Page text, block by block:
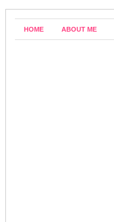
HOME ABOUT ME